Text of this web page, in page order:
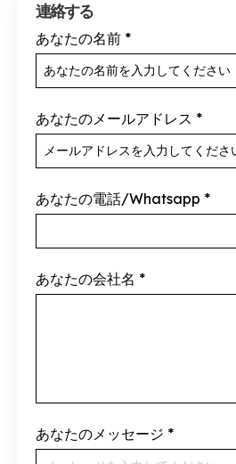
連絡する
あなたの名前 *
あなたのメールアドレス *
あなたの電話/Whatsapp *
あなたの会社名 *
あなたのメッセージ *